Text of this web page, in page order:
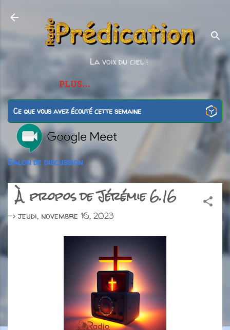
La voix du ciel !
PLUS…
Ce que vous avez écouté cette semaine
Salon de discussion
À propos de Jérémie 6.16
-> jeudi, novembre 16, 2023